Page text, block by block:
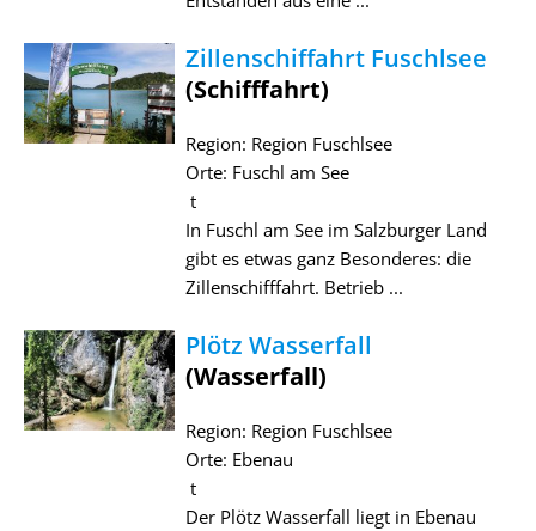
Zillenschiffahrt Fuschlsee
(Schifffahrt)
Region: Region Fuschlsee
Orte: Fuschl am See
t
In Fuschl am See im Salzburger Land
gibt es etwas ganz Besonderes: die
Zillenschifffahrt. Betrieb ...
Plötz Wasserfall
(Wasserfall)
Region: Region Fuschlsee
Orte: Ebenau
t
Der Plötz Wasserfall liegt in Ebenau